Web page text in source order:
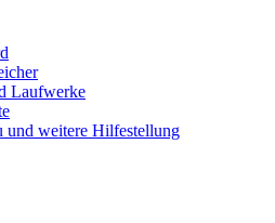
Laufwerke
und weitere Hilfestellung